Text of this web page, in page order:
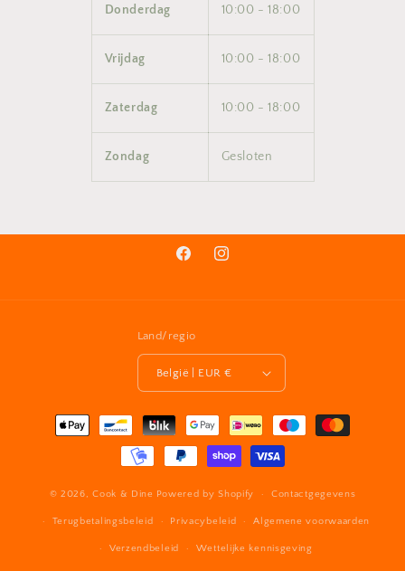
Donderdag 10:00 - 18:00
Vrijdag 10:00 - 18:00
Zaterdag 10:00 - 18:00
Zondag Gesloten
FacebookInstagram
Land/regio
België | EUR €
Betaalmethoden
© 2026,Cook & Dine Powered by Shopify Contactgegevens
Terugbetalingsbeleid Privacybeleid Algemene voorwaarden
Verzendbeleid Wettelijke kennisgeving